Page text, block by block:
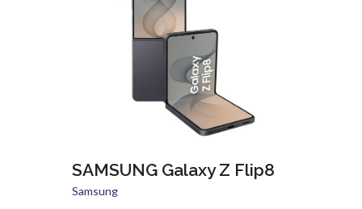
SAMSUNG Galaxy Z Flip8
Samsung